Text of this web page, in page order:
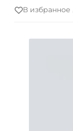
В избранное